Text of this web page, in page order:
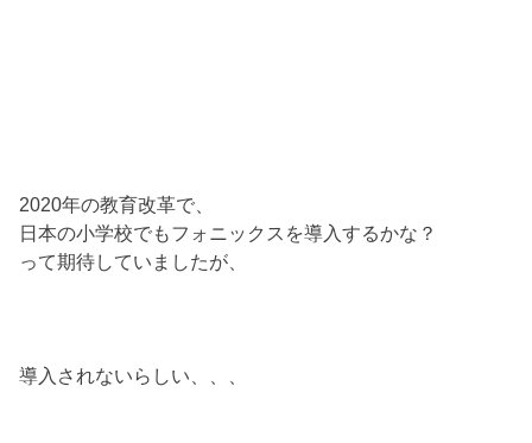
2020年の教育改革で、
日本の小学校でもフォニックスを導入するかな？
って期待していましたが、
導入されないらしい、、、